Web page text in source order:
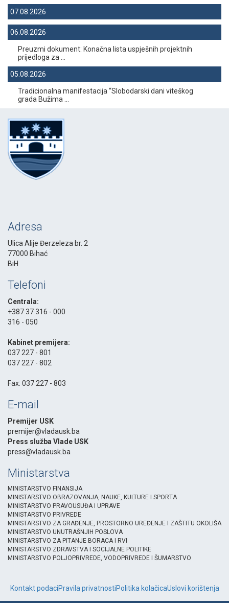
07.08.2026
06.08.2026
Preuzmi dokument: Konačna lista uspješnih projektnih
prijedloga za ...
05.08.2026
Tradicionalna manifestacija “Slobodarski dani viteškog
grada Bužima ...
Adresa
Ulica Alije Đerzeleza br. 2
77000 Bihać
BiH
Telefoni
Centrala:
+387 37 316 - 000
316 - 050
Kabinet premijera:
037 227 - 801
037 227 - 802
Fax: 037 227 - 803
E-mail
Premijer USK
premijer@vladausk.ba
Press služba Vlade USK
press@vladausk.ba
Ministarstva
MINISTARSTVO FINANSIJA
MINISTARSTVO OBRAZOVANJA, NAUKE, KULTURE I SPORTA
MINISTARSTVO PRAVOUSUĐA I UPRAVE
MINISTARSTVO PRIVREDE
MINISTARSTVO ZA GRAĐENJE, PROSTORNO UREĐENJE I ZAŠTITU OKOLIŠA
MINISTARSTVO UNUTRAŠNJIH POSLOVA
MINISTARSTVO ZA PITANJE BORACA I RVI
MINISTARSTVO ZDRAVSTVA I SOCIJALNE POLITIKE
MINISTARSTVO POLJOPRIVREDE, VODOPRIVREDE I ŠUMARSTVO
Kontakt podaciPravila privatnostiPolitika kolačicaUslovi korištenja